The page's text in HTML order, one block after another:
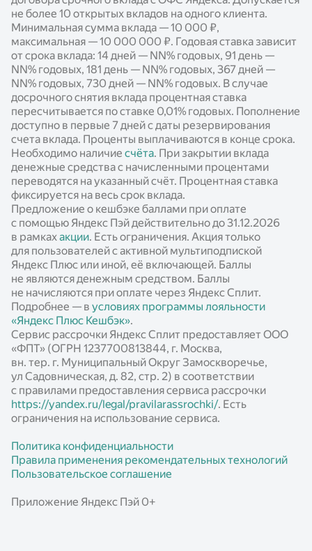
не более 10 открытых вкладов на одного клиента.
Минимальная сумма вклада — 10 000 ₽,
максимальная — 10 000 000 ₽. Годовая ставка зависит
от срока вклада: 14 дней — NN% годовых, 91 день —
NN% годовых, 181 день — NN% годовых, 367 дней —
NN% годовых, 730 дней — NN% годовых. В случае
досрочного снятия вклада процентная ставка
пересчитывается по ставке 0,01% годовых. Пополнение
доступно в первые 7 дней с даты резервирования
счета вклада. Проценты выплачиваются в конце срока.
Необходимо наличие счёта. При закрытии вклада
денежные средства с начисленными процентами
переводятся на указанный счёт. Процентная ставка
фиксируется на весь срок вклада.
Предложение о кешбэке баллами при оплате
с помощью Яндекс Пэй действительно до 31.12.2026
в рамкахакции. Есть ограничения. Акция только
для пользователей с активной мультиподпиской
Яндекс Плюс или иной, её включающей. Баллы
не являются денежным средством. Баллы
не начисляются при оплате через Яндекс Сплит.
Подробнее — в условиях программы лояльности
«Яндекс Плюс Кешбэк».
Сервис рассрочки Яндекс Сплит предоставляет ООО
«ФПТ» (ОГРН 1237700813844, г. Москва,
вн. тер. г. Муниципальный Округ Замоскворечье,
ул Садовническая, д. 82, стр. 2) в соответствии
с правилами предоставления сервиса рассрочки
https://yandex.ru/legal/pravilarassrochki/. Есть
ограничения на использование сервиса.
Политика конфиденциальности
Правила применения рекомендательных технологий
Пользовательское соглашение
Приложение Яндекс Пэй 0+